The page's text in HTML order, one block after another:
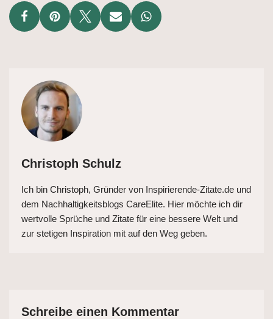
Christoph Schulz
Ich bin Christoph, Gründer von Inspirierende-Zitate.de und
dem Nachhaltigkeitsblogs CareElite. Hier möchte ich dir
wertvolle Sprüche und Zitate für eine bessere Welt und
zur stetigen Inspiration mit auf den Weg geben.
Schreibe einen Kommentar